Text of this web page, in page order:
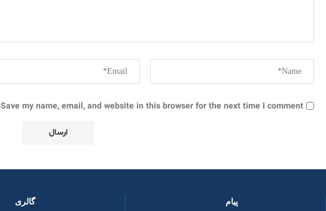
Save my name, email, and website in this browser for the next time I comment.
پیام گالری